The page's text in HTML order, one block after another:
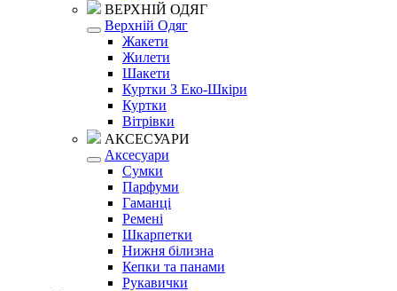
ВЕРХНІЙ ОДЯГ
Верхній Одяг
Жакети
Жилети
Шакети
Куртки З Еко-Шкіри
Куртки
Вітрівки
АКСЕСУАРИ
Аксесуари
Сумки
Парфуми
Гаманці
Ремені
Шкарпетки
Нижня білизна
Кепки та панами
Рукавички